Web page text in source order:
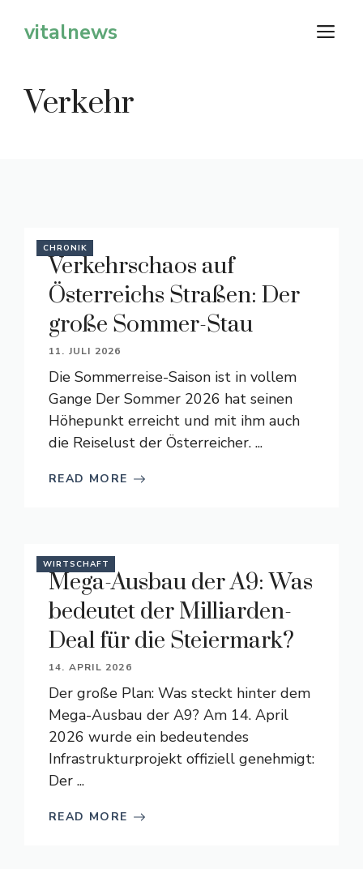
Inhaltvitalnews
Verkehr
CHRONIK
Verkehrschaos auf
Österreichs Straßen: Der
große Sommer-Stau
11. JULI 2026
Die Sommerreise-Saison ist in vollem
Gange Der Sommer 2026 hat seinen
Höhepunkt erreicht und mit ihm auch
die Reiselust der Österreicher. ...
READ MORE
WIRTSCHAFT
Mega-Ausbau der A9: Was
bedeutet der Milliarden-
Deal für die Steiermark?
14. APRIL 2026
Der große Plan: Was steckt hinter dem
Mega-Ausbau der A9? Am 14. April
2026 wurde ein bedeutendes
Infrastrukturprojekt offiziell genehmigt:
Der ...
READ MORE